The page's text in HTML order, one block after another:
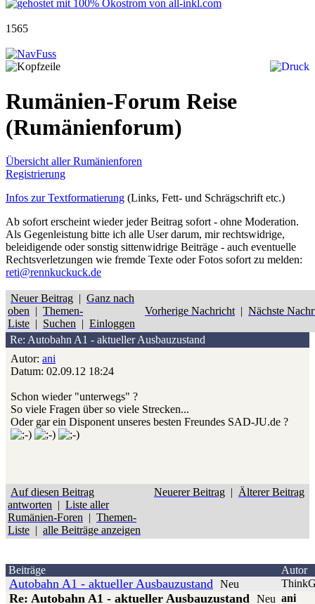
1565
Rumänien-Forum Reise
(Rumänienforum)
Übersicht aller Rumänienforen
Registrierung
Infos zur Textformatierung (Links, Fett- und Schrägschrift etc.)
Ab sofort erscheint wieder jeder Beitrag sofort - ohne Moderation.
Als Gegenleistung bitte ich alle User darum, mir rechtswidrige,
beleidigende oder sonstig sittenwidrige Beiträge - auch eventuelle
Rechtsverletzungen wie fremde Texte oder Fotos sofort zu melden:
reti@rennkuckuck.de
Neuer Beitrag | Ganz nach
oben | Themen-
Liste | Suchen | Einloggen
Vorherige Nachricht | Nächste
Re: Autobahn A1 - aktueller Ausbauzustand
Autor: ani
Datum: 02.09.12 18:24
Schon wieder "unterwegs" ?
So viele Fragen über so viele Strecken...
Oder gar ein Disponent unseres besten Freundes SAD-JU.de ?
Auf diesen Beitrag
antworten | Liste aller
Rumänien-Foren | Themen-
Liste | alle Beiträge anzeigen
Neuerer Beitrag | Älterer Beitrag
Beiträge Autor
Autobahn A1 - aktueller Ausbauzustand Neu
Re: Autobahn A1 - aktueller Ausbauzustand Neu ani